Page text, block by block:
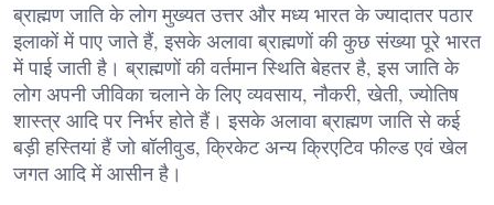
ब्राह्मण जाति के लोग मुख्यत उत्तर और मध्य भारत के ज्यादातर पठार
इलाकों में पाए जाते हैं, इसके अलावा ब्राह्मणों की कुछ संख्या पूरे भारत
में पाई जाती है। ब्राह्मणों की वर्तमान स्थिति बेहतर है, इस जाति के
लोग अपनी जीविका चलाने के लिए व्यवसाय, नौकरी, खेती, ज्योतिष
शास्त्र आदि पर निर्भर होते हैं। इसके अलावा ब्राह्मण जाति से कई
बड़ी हस्तियां हैं जो बॉलीवुड, क्रिकेट अन्य क्रिएटिव फील्ड एवं खेल
जगत आदि में आसीन है।